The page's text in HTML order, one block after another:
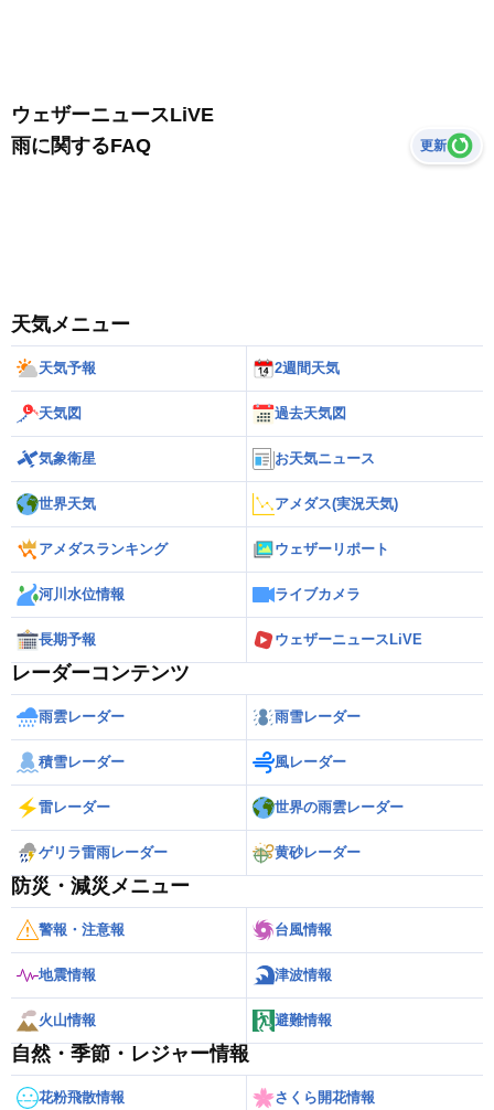
ウェザーニュースLiVE
雨に関するFAQ
更新
天気メニュー
天気予報 2週間天気
天気図 過去天気図
気象衛星 お天気ニュース
世界天気 アメダス(実況天気)
アメダスランキング ウェザーリポート
河川水位情報 ライブカメラ
長期予報 ウェザーニュースLiVE
レーダーコンテンツ
雨雲レーダー 雨雪レーダー
積雪レーダー 風レーダー
雷レーダー 世界の雨雲レーダー
ゲリラ雷雨レーダー 黄砂レーダー
防災・減災メニュー
警報・注意報 台風情報
地震情報 津波情報
火山情報 避難情報
自然・季節・レジャー情報
花粉飛散情報 さくら開花情報